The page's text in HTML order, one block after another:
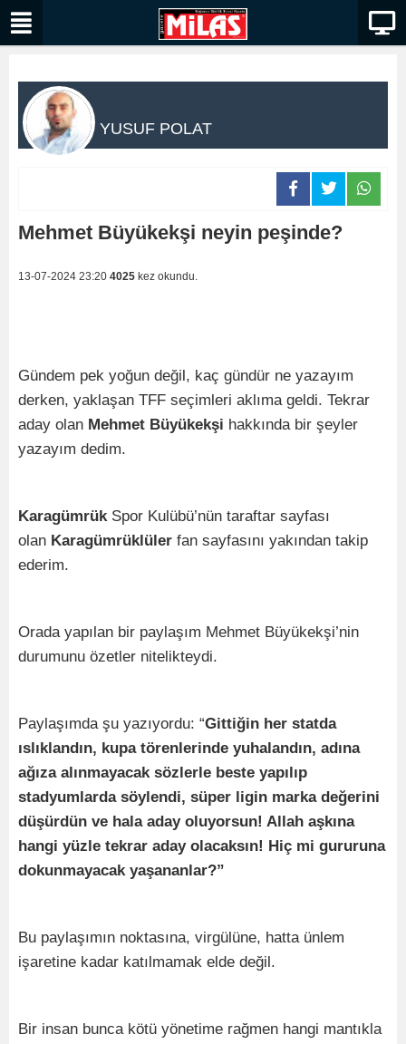
YUSUF POLAT
Mehmet Büyükekşi neyin peşinde?
13-07-2024 23:20 4025 kez okundu.
Gündem pek yoğun değil, kaç gündür ne yazayım
derken, yaklaşan TFF seçimleri aklıma geldi. Tekrar
aday olan Mehmet Büyükekşi hakkında bir şeyler
yazayım dedim.
KaragümrükSpor Kulübü’nün taraftar sayfası
olan Karagümrüklüler fan sayfasını yakından takip
ederim.
Orada yapılan bir paylaşım Mehmet Büyükekşi’nin
durumunu özetler nitelikteydi.
Paylaşımda şu yazıyordu: “Gittiğin her statda
ıslıklandın, kupa törenlerinde yuhalandın, adına
ağıza alınmayacak sözlerle beste yapılıp
stadyumlarda söylendi, süper ligin marka değerini
düşürdün ve hala aday oluyorsun! Allah aşkına
hangi yüzle tekrar aday olacaksın! Hiç mi gururuna
dokunmayacak yaşananlar?”
Bu paylaşımın noktasına, virgülüne, hatta ünlem
işaretine kadar katılmamak elde değil.
Bir insan bunca kötü yönetime rağmen hangi mantıkla